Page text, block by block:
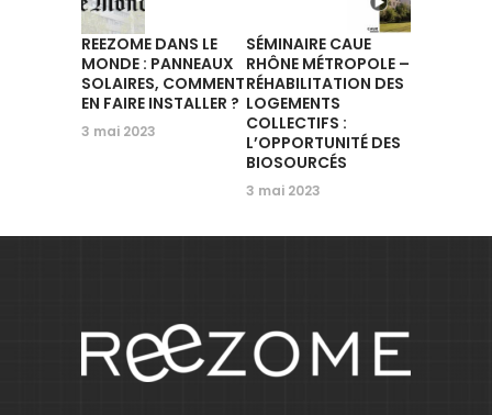
REEZOME DANS LE
MONDE : PANNEAUX
SOLAIRES, COMMENT
EN FAIRE INSTALLER ?
3 mai 2023
SÉMINAIRE CAUE
RHÔNE MÉTROPOLE –
RÉHABILITATION DES
LOGEMENTS
COLLECTIFS :
L’OPPORTUNITÉ DES
BIOSOURCÉS
3 mai 2023